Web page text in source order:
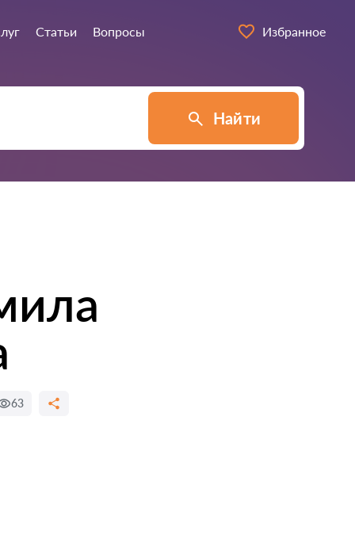
Статьи Вопросы Избранное
Найти
63